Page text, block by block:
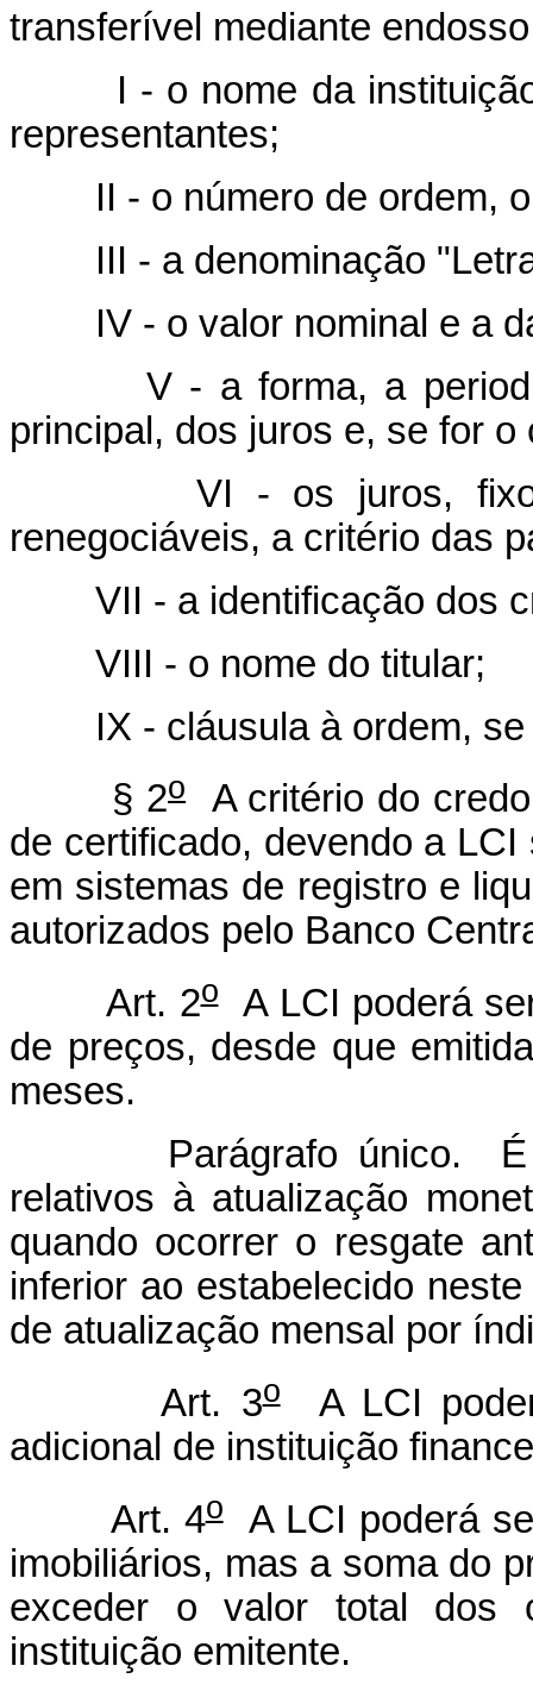
transferível mediante
I - o nome da instituição
representantes;
II - o número de ordem, o
III - a denominação "Letra
IV - o valor nominal e a
V - a forma, a
principal, dos juros e, se for
VI - os juros, fixos ou
renegociáveis, a critério das
VII - a identificação dos
VIII - o nome do titular;
IX - cláusula à ordem, se
§ 2oA critério do
de certificado, devendo a
em sistemas de registro e
autorizados pelo Banco
Art. 2oA LCI poderá
de preços, desde que
meses.
Parágrafo único. É
relativos à atualização
quando ocorrer o resgate
inferior ao estabelecido
de atualização mensal por
Art. 3oA LCI
adicional de instituição
Art. 4oA LCI poderá
imobiliários, mas a soma do
exceder o valor total dos
instituição emitente.